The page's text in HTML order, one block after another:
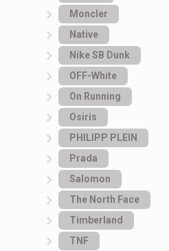
Moncler
Native
Nike SB Dunk
OFF-White
On Running
Osiris
PHILIPP PLEIN
Prada
Salomon
The North Face
Timberland
TNF